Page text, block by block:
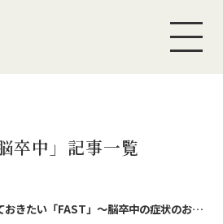
卒中」記事一覧
知っておきたい「FAST」～脳卒中の症状のお話～